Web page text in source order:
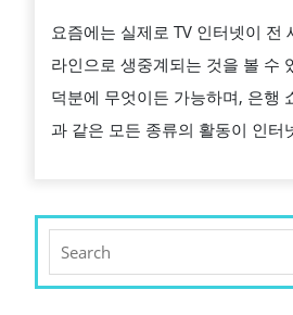
터
넷
방
송
트
웨
요즘에는 실제로 TV 인터넷이 전
라인으로 생중계되는 것을 볼 수
덕분에 무엇이든 가능하며, 은행
과 같은 모든 종류의 활동이 인터
for: